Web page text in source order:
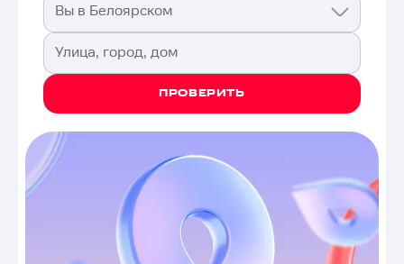
Вы в Белоярском
Улица, город, дом
ПРОВЕРИТЬ